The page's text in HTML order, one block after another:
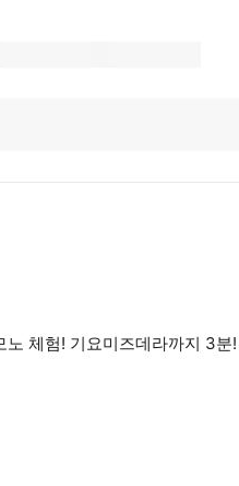
체험! 기요미즈데라까지 3분!